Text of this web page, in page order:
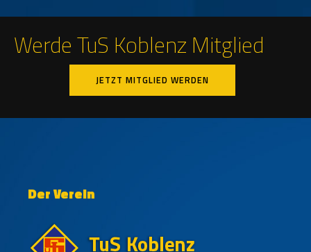
Werde TuS Koblenz Mitglied
JETZT MITGLIED WERDEN
Der Verein